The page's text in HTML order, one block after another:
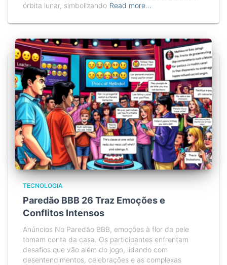
órbita lunar, simbolizando Read more…
TECNOLOGIA
Paredão BBB 26 Traz Emoções e
Conflitos Intensos
Anúncios No Paredão BBB, emoções à flor da pele
tomam conta da casa. Os participantes enfrentam
desafios que vão além do jogo, lidando com
desentendimentos, celebrações e as complexas